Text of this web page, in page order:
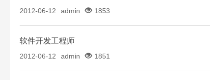
2012-06-12 admin 1853
软件开发工程师
2012-06-12 admin 1851